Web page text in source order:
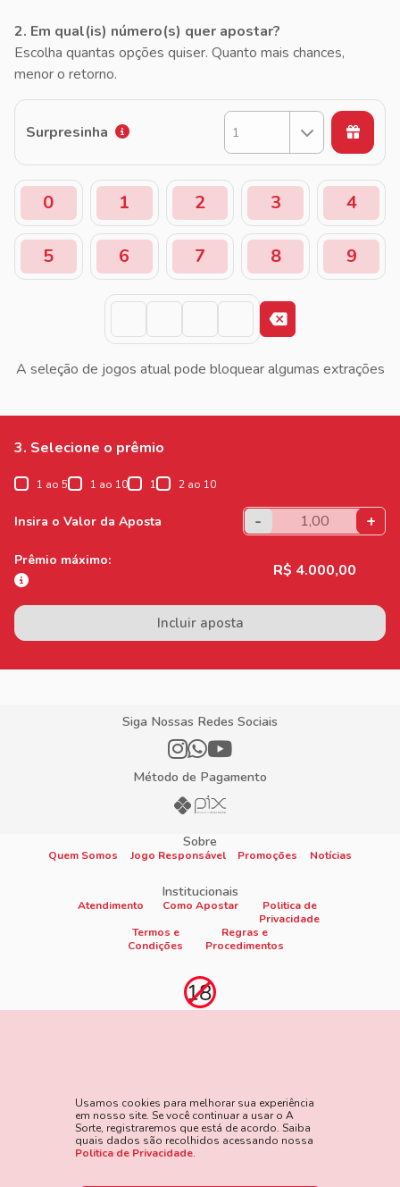
2. Em qual(is) número(s) quer apostar?
Escolha quantas opções quiser. Quanto mais chances,
menor o retorno.
Surpresinha 1
0 1 2 3 4
5 6 7 8 9
A seleção de jogos atual pode bloquear algumas extrações
3. Selecione o prêmio
1 ao 5 1 ao 10 1 2 ao 10
Insira o Valor da Aposta - +
Prêmio máximo:
R$ 4.000,00
Incluir aposta
Usamos cookies para melhorar sua experiência
em nosso site. Se você continuar a usar o A
Sorte, registraremos que está de acordo. Saiba
quais dados são recolhidos acessando nossa
Politica de Privacidade.
Siga Nossas Redes Sociais
Método de Pagamento
Sobre
Quem Somos Jogo Responsável Promoções Notícias
Institucionais
Atendimento Como Apostar
Politica de
Privacidade
Termos e
Condições
Regras e
Procedimentos
perdas financeiras e em excesso podem causar riscos à saúde.
Veja nossa página de Jogo Responsável para mais detalhes e
as ferramentas disponíveis. Jogue com responsabilidade:
www.gamblersanonymous.orgAcesse aqui os Termos e
Condições do site.